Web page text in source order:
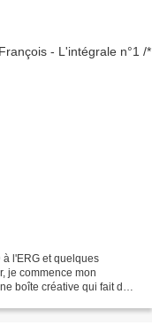
l'ERG et quelques
je commence mon
boîte créative qui fait de